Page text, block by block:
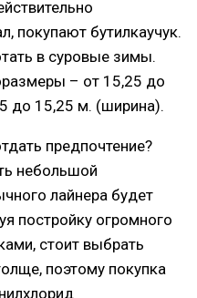
покупают бутилкаучук.
в суровые зимы.
– от 15,25 до
до 15,25 м. (ширина).
предпочтение?
небольшой
лайнера будет
постройку огромного
стоит выбрать
поэтому покупка